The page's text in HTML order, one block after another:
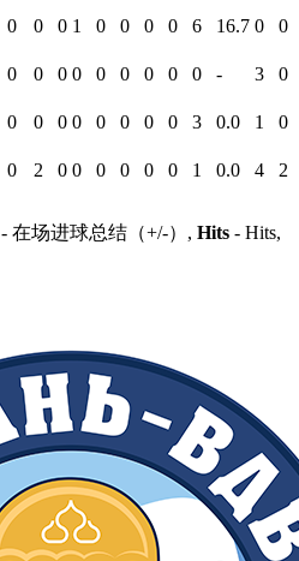
0 0 0 1 0 0 0 0 6 16.7 0 0
0 0 0 0 0 0 0 0 0 - 3 0
0 0 0 0 0 0 0 0 3 0.0 1 0
0 2 0 0 0 0 0 0 1 0.0 4
2
- 在场进球总结（+/-）, Hits - Hits,